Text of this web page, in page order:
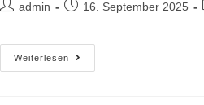
admin 16. September 2025
Weiterlesen